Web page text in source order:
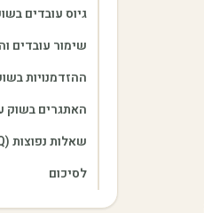
גיוס עובדים
שימור עובדים
ההזדמנויות
האתגרים בשוק
שאלות נפוצות (FAQ)
לסיכום